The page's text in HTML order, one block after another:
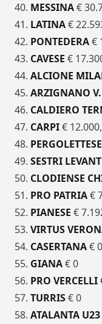
40. MESSINA€
41. LATINA€
42. PONTEDERA€
43. CAVESE €
44. ALCIONE
45. ARZIGNANO V.
46. CALDIERO
47. CARPI€
48. PERGOLETTESE
49. SESTRI
50. CLODIENSE
51. PRO PATRIA€
52. PIANESE €
53. VIRTUS
54. CASERTANA€ 0
55. GIANA€ 0
56. PRO VERCELLI
57. TURRIS€ 0
58. ATALANTA U23